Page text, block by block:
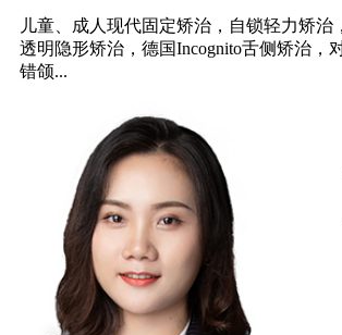
儿童、成人现代固定矫治，自锁轻力矫治
透明隐形矫治，德国Incognito舌侧矫治，
错颌...